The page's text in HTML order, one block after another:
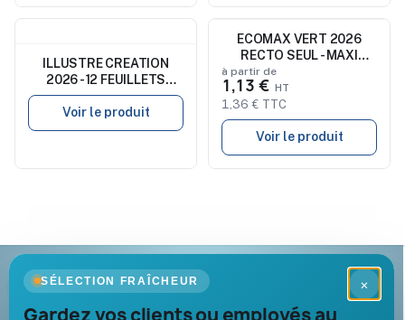
ILLUSTRE CREATION
2026 - 12 FEUILLETS
FORMAT 300x420mm -
IMPRESSION QUADRI
RECTO SUR PAPIER
Voir le produit
Nouveau
ECOMAX VERT 2026
RECTO SEUL - MAXI
LEGER SOUPLE -
650x405MM - SANS
MARQUAGE - 1 TROU EN
TETE
à partir de
1,13 €
1,36 € TTC
Voir le produit
×
SÉLECTION FRAÎCHEUR
Gardez vos clients ou employés au
Goodies Pub France
Objets publicitaires · par Promenoch